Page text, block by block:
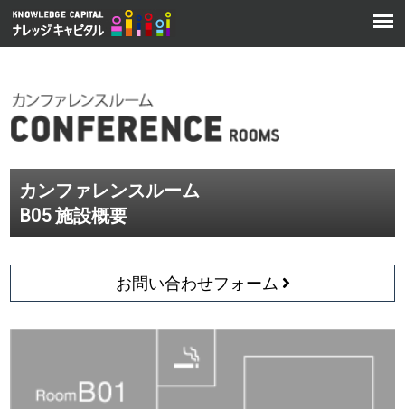
カンファレンスルーム
B05 施設概要
お問い合わせフォーム